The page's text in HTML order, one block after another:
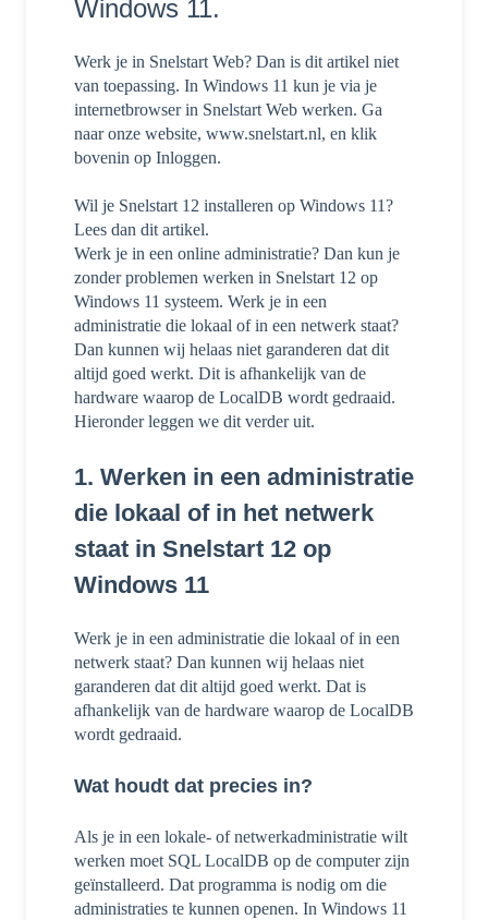
Windows 11.
Werk je in Snelstart Web? Dan is dit artikel niet
van toepassing. In Windows 11 kun je via je
internetbrowser in Snelstart Web werken. Ga
naar onze website, www.snelstart.nl, en klik
bovenin op Inloggen.
Wil je Snelstart 12 installeren op Windows 11?
Lees dan dit artikel.
Werk je in een online administratie? Dan kun je
zonder problemen werken in Snelstart 12 op
Windows 11 systeem. Werk je in een
administratie die lokaal of in een netwerk staat?
Dan kunnen wij helaas niet garanderen dat dit
altijd goed werkt. Dit is afhankelijk van de
hardware waarop de LocalDB wordt gedraaid.
Hieronder leggen we dit verder uit.
1. Werken in een administratie
die lokaal of in het netwerk
staat in Snelstart 12 op
Windows 11
Werk je in een administratie die lokaal of in een
netwerk staat? Dan kunnen wij helaas niet
garanderen dat dit altijd goed werkt. Dat is
afhankelijk van de hardware waarop de LocalDB
wordt gedraaid.
Wat houdt dat precies in?
Als je in een lokale- of netwerkadministratie wilt
werken moet SQL LocalDB op de computer zijn
geïnstalleerd. Dat programma is nodig om die
administraties te kunnen openen. In Windows 11